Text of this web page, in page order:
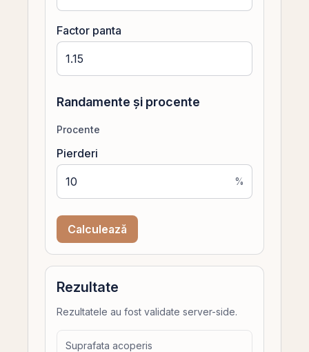
Factor panta
Randamente și procente
Procente
Pierderi
%
Calculează
Rezultate
Rezultatele au fost validate server-side.
Suprafata acoperis